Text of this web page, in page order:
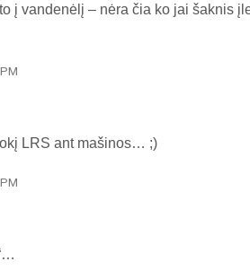
į vandenėlį – nėra čia ko jai šaknis
LRS ant mašinos… ;)